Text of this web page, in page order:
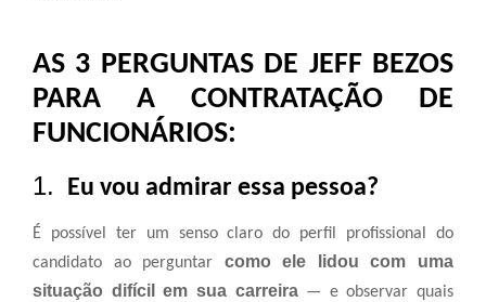
AS 3 PERGUNTAS DE JEFF BEZOS
PARA A CONTRATAÇÃO DE
FUNCIONÁRIOS:
1. Eu vou admirar essa pessoa?
É possível ter um senso claro do perfil profissional do
candidato ao perguntar como ele lidou com uma
situação difícil em sua carreira— e observar quais